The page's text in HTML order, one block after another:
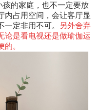
的家庭，也不一定要放
内占用空间，会让客厅显
定非用不可。 另外舍弃
论是看电视还是做瑜伽运
。